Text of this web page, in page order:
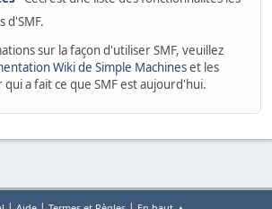
d'SMF.
sur la façon d'utiliser SMF, veuillez
Wiki de Simple Machineset les
qui a fait ce que SMF est aujourd'hui.